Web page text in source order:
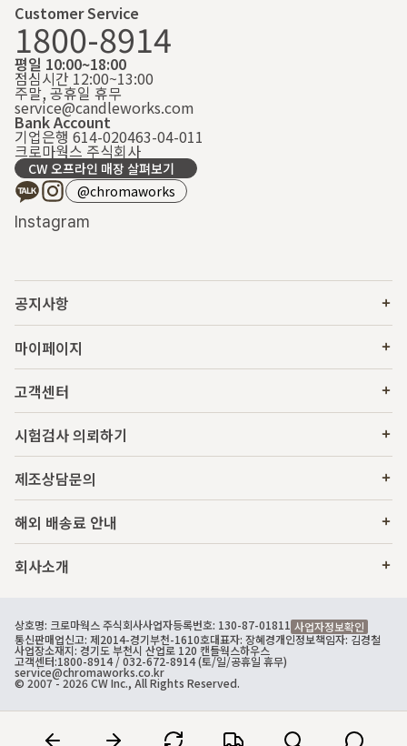
Customer Service
1800-8914
평일 10:00~18:00
점심시간 12:00~13:00
주말, 공휴일 휴무
service@candleworks.com
Bank Account
기업은행 614-020463-04-011
크로마웍스 주식회사
CW 오프라인 매장 살펴보기
@chromaworks
Instagram
공지사항
마이페이지
고객센터
시험검사 의뢰하기
제조상담문의
해외 배송료 안내
회사소개
상호명: 크로마웍스 주식회사사업자등록번호: 130-87-01811 사업자정보확인
통신판매업신고: 제2014-경기부천-1610호대표자: 장혜경개인정보책임자: 김경철
사업장소재지: 경기도 부천시 산업로 120 캔들웍스하우스
고객센터:1800-8914/ 032-672-8914 (토/일/공휴일 휴무)
service@chromaworks.co.kr
© 2007 - 2026 CW Inc., All Rights Reserved.